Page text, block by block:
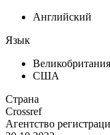
Английский
Язык
Великобритания
США
Страна
Crossref
Агентство